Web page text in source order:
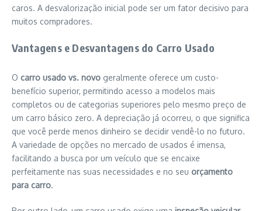
caros. A desvalorização inicial pode ser um fator decisivo para
muitos compradores.
Vantagens e Desvantagens do Carro Usado
O carro usado vs. novo geralmente oferece um custo-
benefício superior, permitindo acesso a modelos mais
completos ou de categorias superiores pelo mesmo preço de
um carro básico zero. A depreciação já ocorreu, o que significa
que você perde menos dinheiro se decidir vendê-lo no futuro.
A variedade de opções no mercado de usados é imensa,
facilitando a busca por um veículo que se encaixe
perfeitamente nas suas necessidades e no seu orçamento
para carro.